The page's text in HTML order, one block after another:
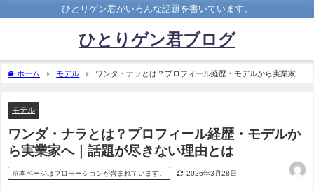
ひとりゲン君がいろんな話題を書いています。
ひとりゲン君ブログ
ホーム モデル
ワンダ・ナラとは？プロフィール経歴・モデルから実業家へ
モデル
ワンダ・ナラとは？プロフィール経歴・モデルか
ら実業家へ｜話題が尽きない理由とは
※本ページはプロモーションが含まれています。 2026年3月28日